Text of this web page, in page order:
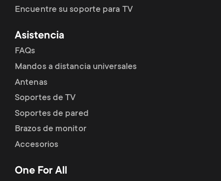
Encuentre su soporte para TV
Asistencia
FAQs
Mandos a distancia universales
Antenas
Soportes de TV
Soportes de pared
Brazos de monitor
Accesorios
One For All